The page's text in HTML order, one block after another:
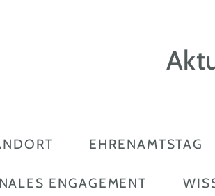
EHRENAMTSTAG
ENGAGEMENT